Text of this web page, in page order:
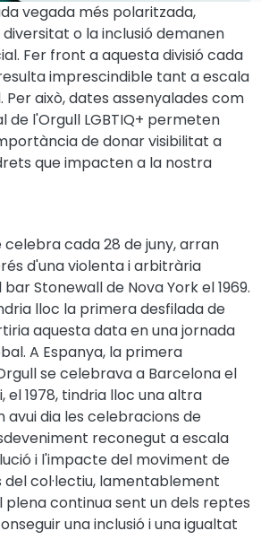
vegada més polaritzada,
o la inclusió demanen
Fer front a aquesta divisió cada
imprescindible tant a escala
això, dates assenyalades com
de l'Orgull LGBTIQ+ permeten
de donar visibilitat a
que impacten a la nostra
celebra cada 28 de juny, arran
d'una violenta i arbitrària
Stonewall de Nova York el 1969.
lloc la primera desfilada de
aquesta data en una jornada
A Espanya, la primera
se celebrava a Barcelona el
el 1978, tindria lloc una altra
avui dia les celebracions de
reconegut a escala
i l'impacte del moviment de
col·lectiu, lamentablement
continua sent un dels reptes
una inclusió i una igualtat